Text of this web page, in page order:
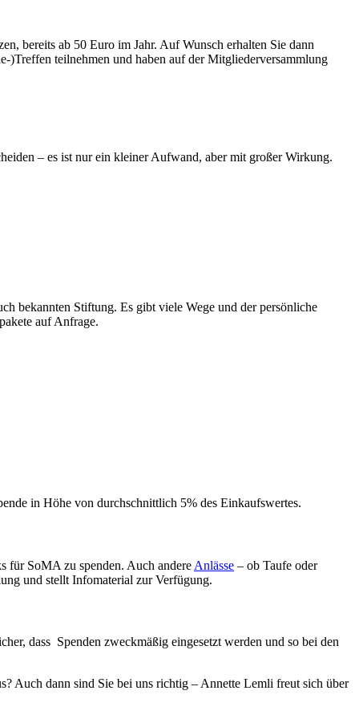
bereits ab 50 Euro im Jahr. Auf Wunsch erhalten Sie dann
)Treffen teilnehmen und haben auf der Mitgliederversammlung
– es ist nur ein kleiner Aufwand, aber mit großer Wirkung.
bekannten Stiftung. Es gibt viele Wege und der persönliche
auf Anfrage.
in Höhe von durchschnittlich 5% des Einkaufswertes.
für SoMA zu spenden. Auch andere Anlässe – ob Taufe oder
und stellt Infomaterial zur Verfügung.
dass Spenden zweckmäßig eingesetzt werden und so bei den
Auch dann sind Sie bei uns richtig – Annette Lemli freut sich über